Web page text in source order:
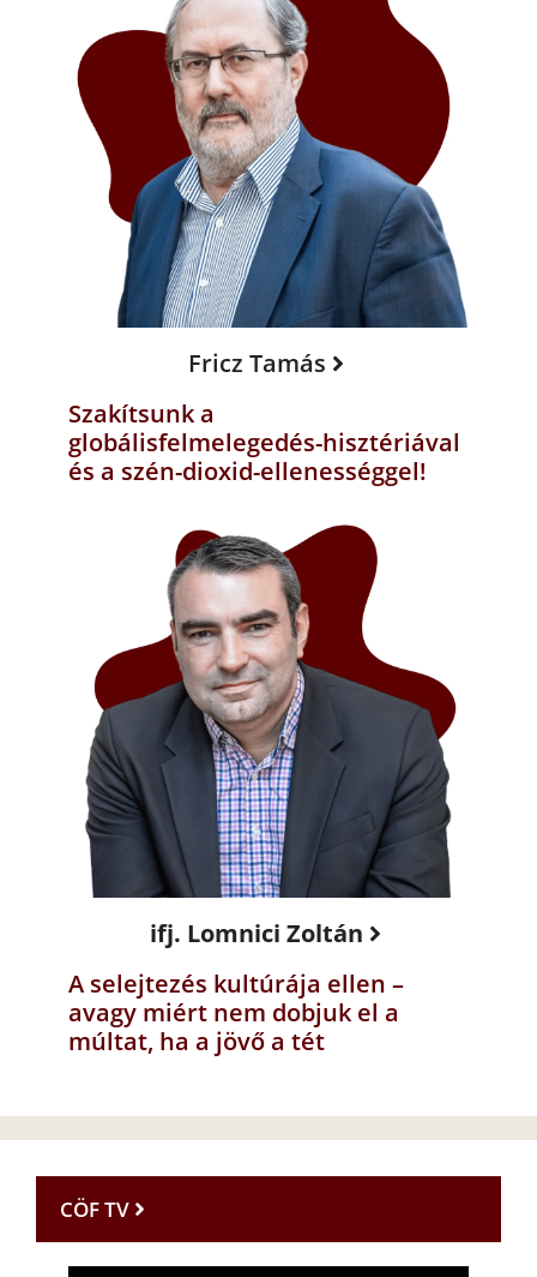
Fricz Tamás
Szakítsunk a
globálisfelmelegedés-hisztériával
és a szén-dioxid-ellenességgel!
ifj. Lomnici Zoltán
A selejtezés kultúrája ellen –
avagy miért nem dobjuk el a
múltat, ha a jövő a tét
CÖF TV